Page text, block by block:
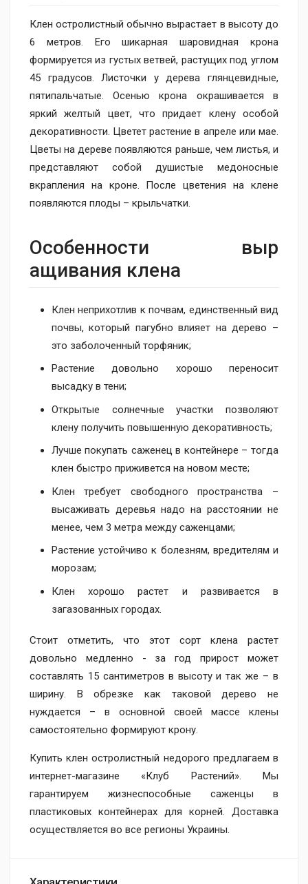
Клен остролистный обычно вырастает в высоту до
6 метров. Его шикарная шаровидная крона
формируется из густых ветвей, растущих под углом
45 градусов. Листочки у дерева глянцевидные,
пятипальчатые. Осенью крона окрашивается в
яркий желтый цвет, что придает клену особой
декоративности. Цветет растение в апреле или мае.
Цветы на дереве появляются раньше, чем листья, и
представляют собой душистые медоносные
вкрапления на кроне. После цветения на клене
появляются плоды – крыльчатки.
Особенности выр​
ащивания клена
Клен неприхотлив к почвам, единственный вид
почвы, который пагубно влияет на дерево –
это заболоченный торфяник;
Растение довольно хорошо переносит
высадку в тени;
Открытые солнечные участки позволяют
клену получить повышенную декоративность;
Лучше покупать саженец в контейнере – тогда
клен быстро приживется на новом месте;
Клен требует свободного пространства –
высаживать деревья надо на расстоянии не
менее, чем 3 метра между саженцами;
Растение устойчиво к болезням, вредителям и
морозам;
Клен хорошо растет и развивается в
загазованных городах.
Стоит отметить, что этот сорт клена растет
довольно медленно - за год прирост может
составлять 15 сантиметров в высоту и так же – в
ширину. В обрезке как таковой дерево не
нуждается – в основной своей массе клены
самостоятельно формируют крону.
Купить клен остролистный недорого предлагаем в
интернет-магазине «Клуб Растений». Мы
гарантируем жизнеспособные саженцы в
пластиковых контейнерах для корней. Доставка
осуществляется во все регионы Украины.